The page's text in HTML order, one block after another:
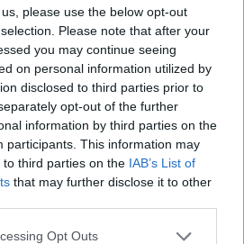
please use the below opt-out
Please note that after your
you may continue seeing
on personal information utilized by
disclosed to third parties prior to
opt-out of the further
information by third parties on the
participants. This information may
third parties on the IAB’s List of
that may further disclose it to other
Opt Outs
ΣΤΟΙΧΗΜΑΤΑ
ΔΗΜΟΣΙΕΥΣΗ